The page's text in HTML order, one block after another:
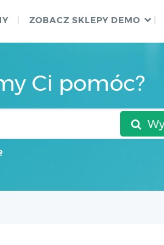
ZOBACZ SKLEPY DEMO
Ci pomóc?